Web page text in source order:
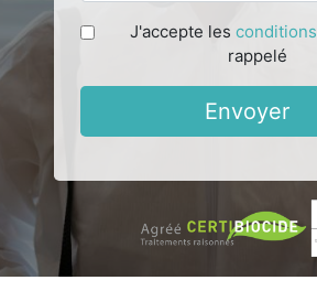
J'accepte les conditions
rappelé
Envoyer